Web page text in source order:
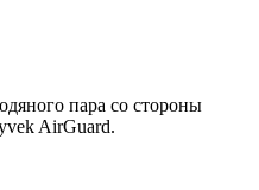
пара со стороны
AirGuard.